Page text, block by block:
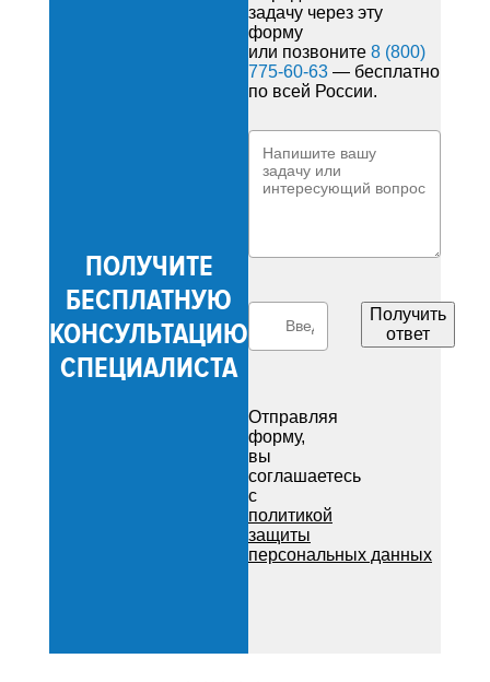
ПОЛУЧИТЕ
БЕСПЛАТНУЮ
КОНСУЛЬТАЦИЮ
СПЕЦИАЛИСТА
задачу через эту
форму
или позвоните 8 (800)
775-60-63 — бесплатно
по всей России.
Получить
ответ
Отправляя
форму,
вы
соглашаетесь
с
политикой
защиты
персональных данных